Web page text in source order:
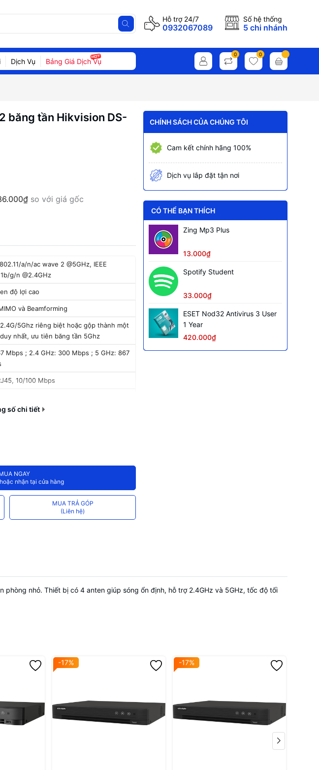
Hỗ trợ 24/7
0932067089
Số hệ thống
5 chi nhánh
Dịch Vụ Bảng Giá Dịch Vụ
0 0
băng tần Hikvision DS-
so với giá gốc
a/n/ac wave 2 @5GHz, IEEE
g/n @2.4GHz
độ lợi cao
và Beamforming
2.4G/5Ghz riêng biệt hoặc gộp thành một
duy nhất, ưu tiên băng tần 5Ghz
Mbps ; 2.4 GHz: 300 Mbps ; 5 GHz: 867
10/100 Mbps
PSK, WPA2-PSK, WPA ,WPA2
Wireless Router, Wireless Repeater,
+ AP, Wisp và Access Point Mode. Hỗ trợ
Server, Cấu hình mạng khách, điều chỉnh
quản lý phát wifi theo khung giờ
số chi tiết
NGAY
nhận tại cửa hàng
MUA TRẢ GÓP
(Liên hệ)
CHÍNH SÁCH CỦA CHÚNG TÔI
Cam kết chính hãng 100%
Dịch vụ lắp đặt tận nơi
CÓ THỂ BẠN THÍCH
Zing Mp3 Plus
13.000₫
Spotify Student
33.000₫
ESET Nod32 Antivirus 3 User
1 Year
420.000₫
phòng nhỏ. Thiết bị có 4 anten giúp sóng ổn định, hỗ trợ 2.4GHz và 5GHz, tốc độ tối
-17% -17%